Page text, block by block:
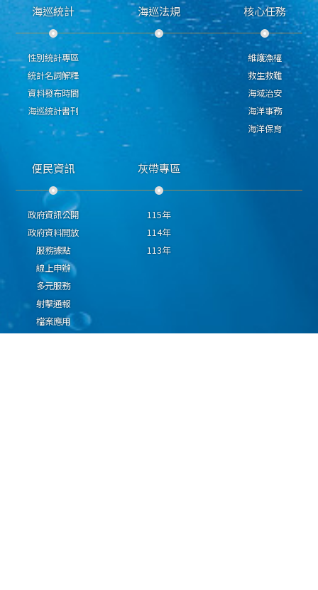
海巡統計
性別統計專區
統計名詞解釋
資料發布時間
海巡統計書刊
海巡法規 核心任務
維護漁權
救生救難
海域治安
海洋事務
海洋保育
便民資訊
政府資訊公開
政府資料開放
服務據點
線上申辦
多元服務
射擊通報
檔案應用
灰帶專區
115年
114年
113年